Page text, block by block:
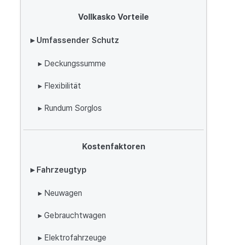
Vollkasko Vorteile
▸ Umfassender Schutz
▸ Deckungssumme
▸ Flexibilität
▸ Rundum Sorglos
Kostenfaktoren
▸ Fahrzeugtyp
▸ Neuwagen
▸ Gebrauchtwagen
▸ Elektrofahrzeuge